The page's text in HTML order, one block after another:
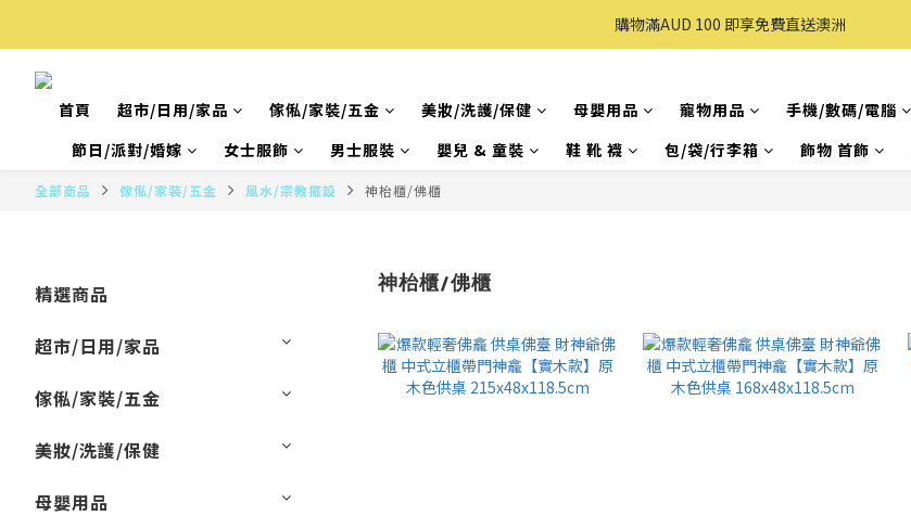
購買滿 $100 即享免費送貨(香港本地)
購物滿AUD 100 即享免費直送澳洲
首頁
超市/日用/家品 傢俬/家裝/五金 美妝/洗護/保健 母嬰用品 寵物用品 手機/數碼/電腦
節日/派對/婚嫁
女士服飾 男士服裝 嬰兒 & 童裝 鞋 靴 襪 包/袋/行李箱 飾物 首飾
全部商品 傢俬/家裝/五金 風水/宗教擺設 神枱櫃/佛櫃
精選商品
超市/日用/家品
傢俬/家裝/五金
美妝/洗護/保健
母嬰用品
神枱櫃/佛櫃